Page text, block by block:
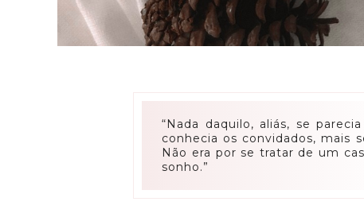
“Nada daquilo, aliás, se
conhecia os convidados, mais
Não era por se tratar de um
sonho.”